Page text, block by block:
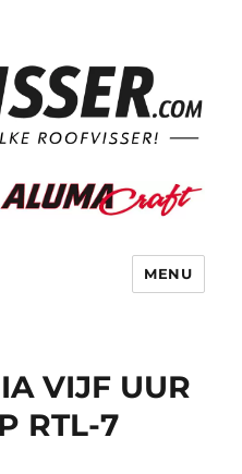
MENU
VIJF UUR
RTL-7